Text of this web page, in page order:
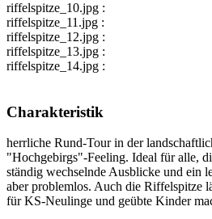
riffelspitze_10.jpg :
riffelspitze_11.jpg :
riffelspitze_12.jpg :
riffelspitze_13.jpg :
riffelspitze_14.jpg :
Charakteristik
herrliche Rund-Tour in der
"Hochgebirgs"-Feeling. Ideal für alle,
ständig wechselnde Ausblicke und ein
aber problemlos. Auch die Riffelspitze
für KS-Neulinge und geübte Kinder